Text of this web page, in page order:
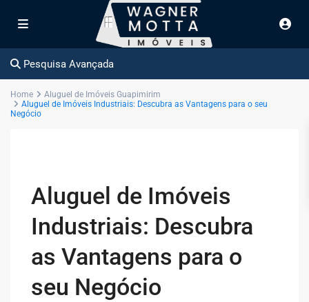
Pesquisa Avançada
Home
Aluguel de Imóveis Guapimirim
Aluguel de Imóveis Industriais: Descubra as Vantagens para o seu
Negócio
Aluguel de Imóveis
Industriais: Descubra
as Vantagens para o
seu Negócio